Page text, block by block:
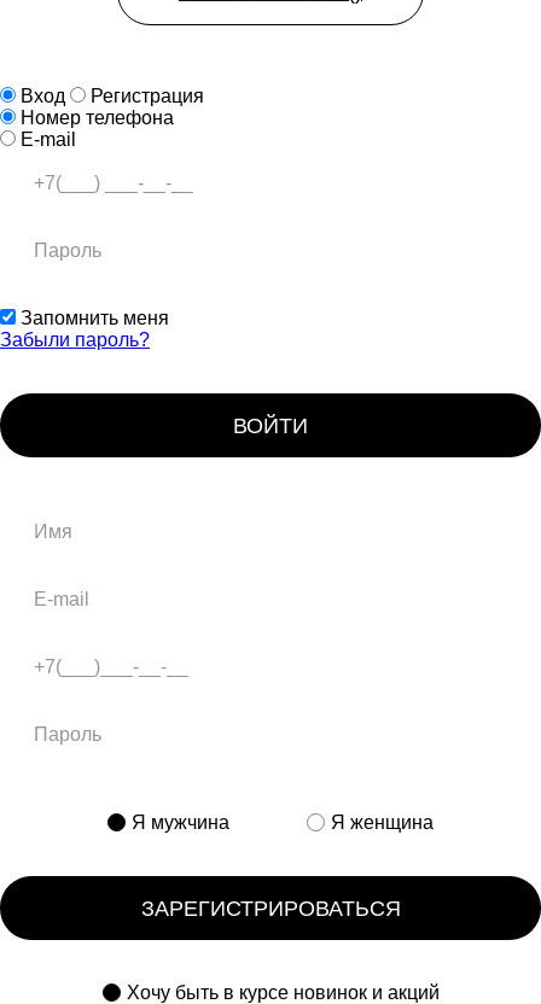
Вход
Регистрация
Номер телефона
E-mail
Запомнить меня
Забыли пароль?
ВОЙТИ
Я мужчина Я женщина
ЗАРЕГИСТРИРОВАТЬСЯ
Хочу быть в курсе новинок и акций